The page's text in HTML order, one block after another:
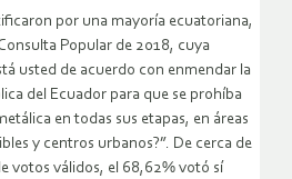
por una mayoría ecuatoriana,
Popular de 2018, cuya
usted de acuerdo con enmendar la
del Ecuador para que se prohíba
en todas sus etapas, en áreas
y centros urbanos?”. De cerca de
votos válidos, el 68,62% votó sí